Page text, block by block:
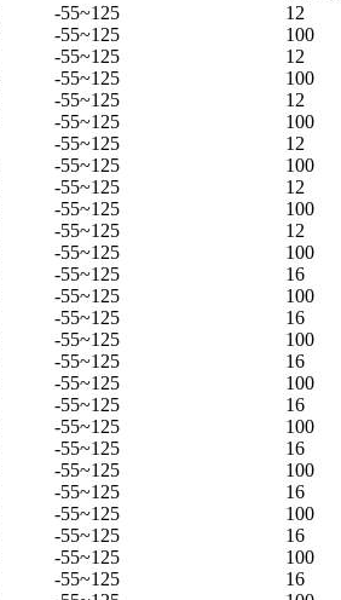
-55~125
12
-55~125
100
-55~125
12
-55~125
100
-55~125
12
-55~125
100
-55~125
12
-55~125
100
-55~125
12
-55~125
100
-55~125
12
-55~125
100
-55~125
16
-55~125
100
-55~125
16
-55~125
100
-55~125
16
-55~125
100
-55~125
16
-55~125
100
-55~125
16
-55~125
100
-55~125
16
-55~125
100
-55~125
16
-55~125
100
-55~125
16